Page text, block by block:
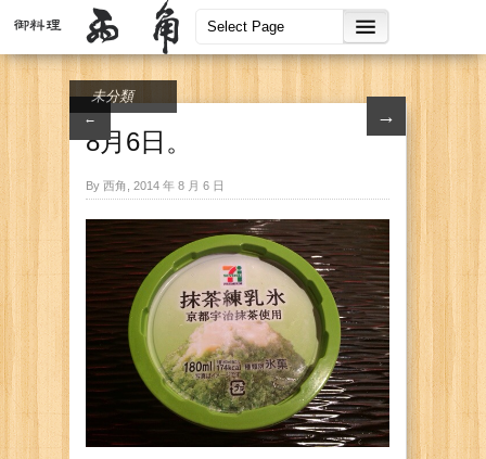
← →
未分類
8月6日。
By 西角, 2014 年 8 月 6 日